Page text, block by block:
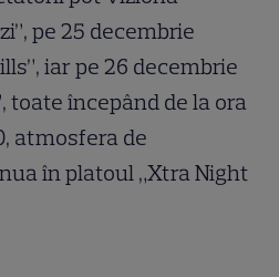
pe 25 decembrie
iar pe 26 decembrie
toate începând de la ora
atmosfera de
în platoul „Xtra Night